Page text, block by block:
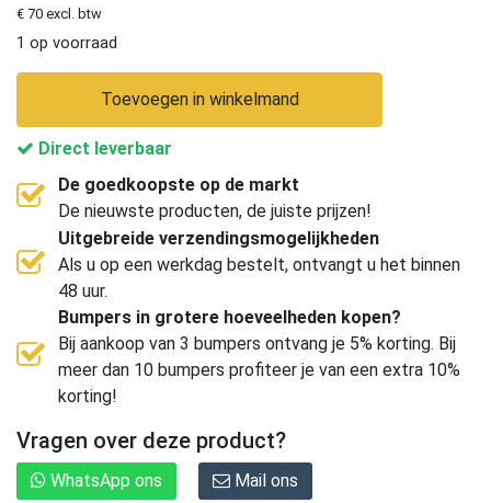
€ 70 excl. btw
1 op voorraad
Toevoegen in winkelmand
Direct leverbaar
De goedkoopste op de markt
De nieuwste producten, de juiste prijzen!
Uitgebreide verzendingsmogelijkheden
Als u op een werkdag bestelt, ontvangt u het binnen
48 uur.
Bumpers in grotere hoeveelheden kopen?
Bij aankoop van 3 bumpers ontvang je 5% korting. Bij
meer dan 10 bumpers profiteer je van een extra 10%
korting!
Vragen over deze product?
WhatsApp ons Mail ons